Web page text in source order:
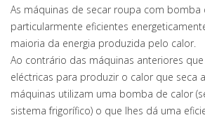
As máquinas de secar roupa com bomba
particularmente eficientes
maioria da energia produzida pelo calor.
Ao contrário das máquinas anteriores
eléctricas para produzir o calor que seca
máquinas utilizam uma bomba de calor
sistema frigorífico) o que lhes dá uma